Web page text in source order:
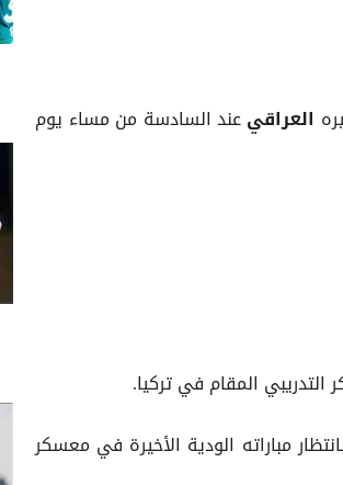
العراقيعند السادسة من مساء يوم
المقام في تركيا.
مباراته الودية الأخيرة في معسكر